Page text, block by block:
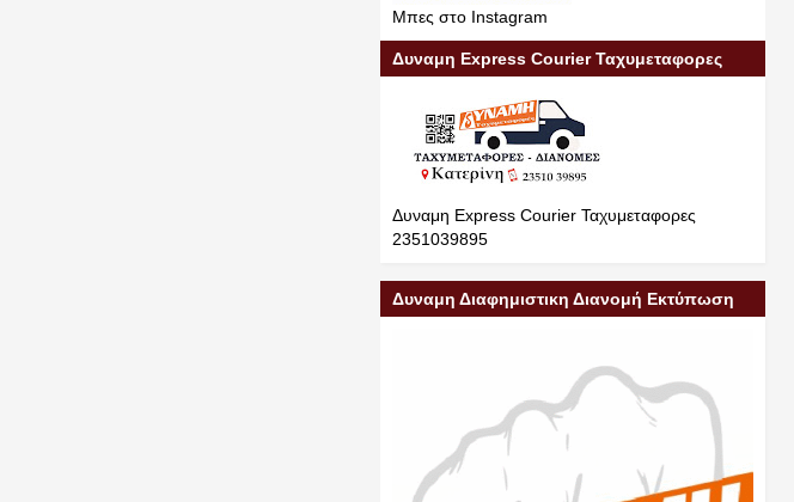
Μπες στο Instagram
Δυναμη Express Courier Ταχυμεταφορες
Δυναμη Express Courier Ταχυμεταφορες
2351039895
Δυναμη Διαφημιστικη Διανομή Εκτύπωση